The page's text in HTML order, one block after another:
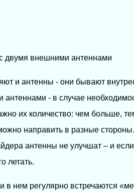
двумя внешними антеннами
и антенны - они бывают
антеннами - в случае
их количество: чем больше,
направить в разные
антенны не улучшат – и
летать.
в нем регулярно встречаются